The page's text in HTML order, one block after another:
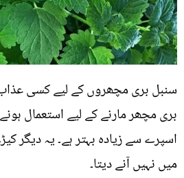
سنبل بری مچھروں کے لیے کسی
بری مچھر مارنے کے لیے استعمال
اسپرے سے زیادہ بہتر ہے۔ یہ دیگر
میں نہیں آنے دیتا۔